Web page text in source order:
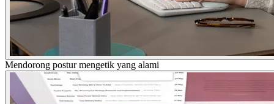
Mendorong postur mengetik yang alami